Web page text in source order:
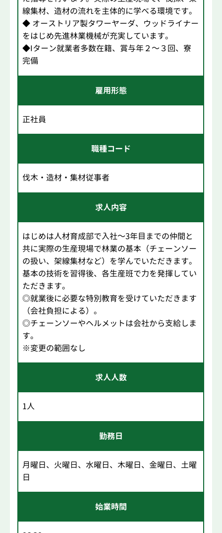
線集材、造材の流れを主体的に学べる環境です。
◆ オーストリア製タワーヤーダ、ウッドライナー
をはじめ先進林業機械が充実しています。
◆Iターン就業者多数在籍、賞与年２～３回、寮
完備
雇用形態
正社員
職種コード
伐木・造材・集材従事者
求人内容
はじめは人材育成部で入社～3年目までの仲間と
共に実際の生産現場で林業の基本（チェーンソー
の扱い、架線集材など）を学んでいただきます。
基本の技術を習得後、各生産班で力を発揮してい
ただきます。
◎就業後に必要な特別教育を受けていただきます
（会社負担による）。
◎チェーンソーやヘルメットは会社から支給しま
す。
※変更の範囲なし
求人人数
1人
勤務日
月曜日、火曜日、水曜日、木曜日、金曜日、土曜
日
始業時間